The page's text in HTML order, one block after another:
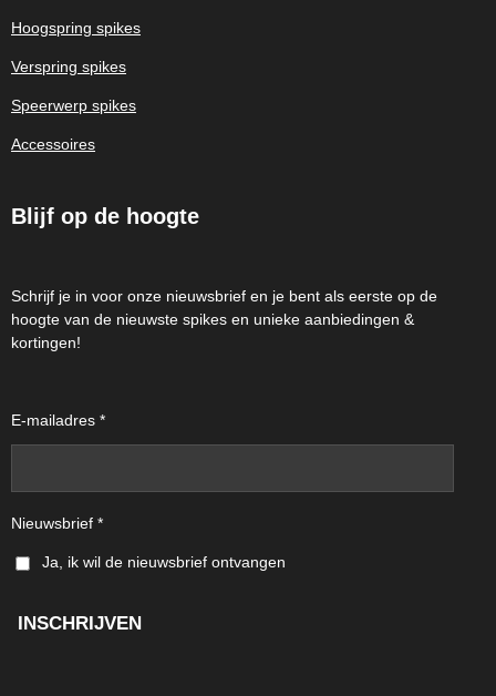
Hoogspring spikes
Verspring spikes
Speerwerp spikes
Accessoires
Blijf op de hoogte
Schrijf je in voor onze nieuwsbrief en je bent als eerste op de
hoogte van de nieuwste spikes en unieke aanbiedingen &
kortingen!
E-mailadres *
Nieuwsbrief *
Ja, ik wil de nieuwsbrief ontvangen
INSCHRIJVEN